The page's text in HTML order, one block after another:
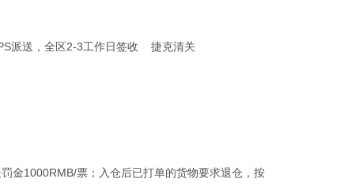
派送，全区2-3工作日签收 捷克清关
金1000RMB/票；入仓后已打单的货物要求退仓，按